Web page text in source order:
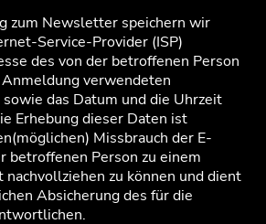
zum Newsletter speichern wir
Service-Provider (ISP)
des von der betroffenen Person
verwendeten
das Datum und die Uhrzeit
Erhebung dieser Daten ist
Missbrauch der E-
betroffenen Person zu einem
zu können und dient
Absicherung des für die